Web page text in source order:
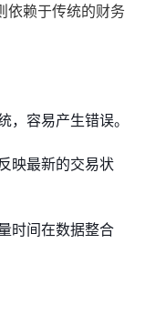
依赖于传统的财务
，容易产生错误。
映最新的交易状
时间在数据整合